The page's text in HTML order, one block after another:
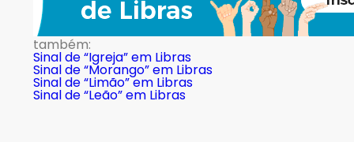
também:
Sinal de “Igreja” em Libras
Sinal de “Morango” em Libras
Sinal de “Limão” em Libras
Sinal de “Leão” em Libras